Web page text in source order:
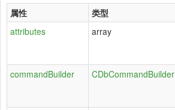
属性 类型
attributes
array
commandBuilder CDbCommandBuilder